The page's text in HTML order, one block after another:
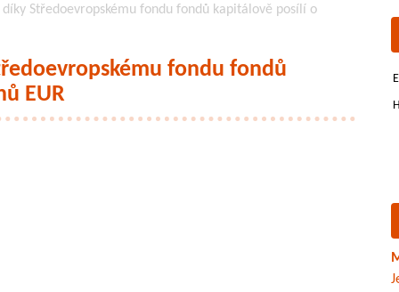
Středoevropskému fondu fondů kapitálově posílí o
fondu fondů
EUR